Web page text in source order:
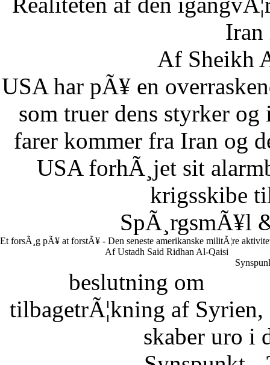
Iran
Af Sheikh
USA har pÃ¥ en
som truer dens styrker og
farer kommer fra Iran og
USA forhÃ¸jet sit
krigsskibe
SpÃ¸rgsmÃ¥l
Et forsÃ¸g pÃ¥ at forstÃ¥ - Den seneste amerikanske militÃ¦re
Af Ustadh Said Ridhan Al-Qaisi
beslutning om
tilbagetrÃ¦kning af Syrien,
skaber uro i